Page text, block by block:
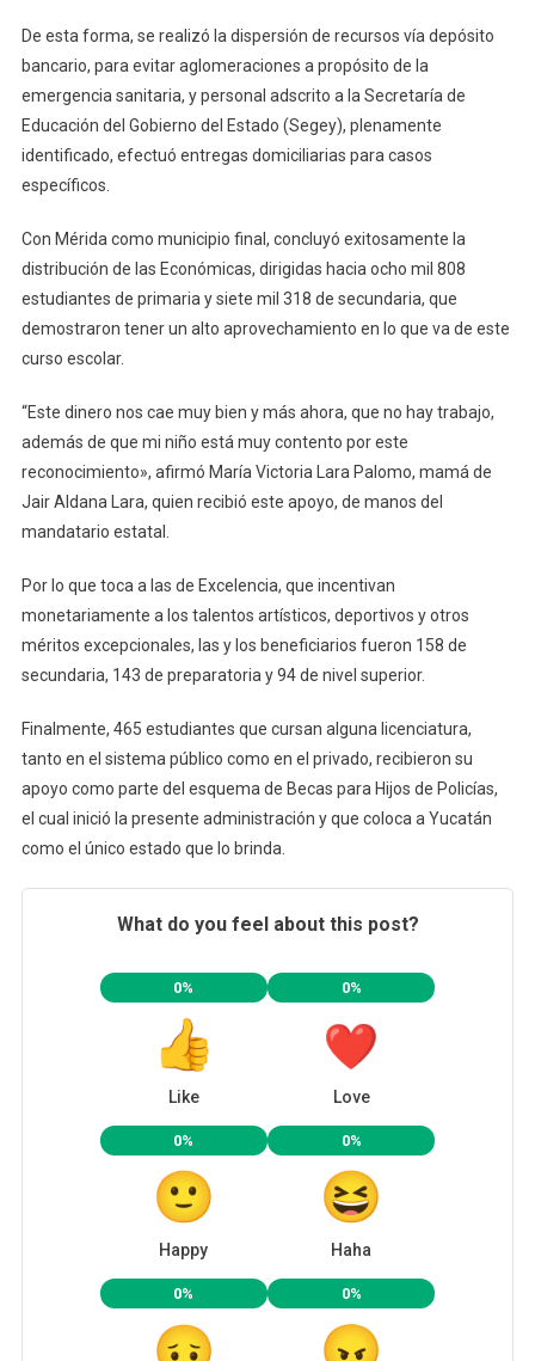
De esta forma, se realizó la dispersión de recursos vía depósito
bancario, para evitar aglomeraciones a propósito de la
emergencia sanitaria, y personal adscrito a la Secretaría de
Educación del Gobierno del Estado (Segey), plenamente
identificado, efectuó entregas domiciliarias para casos
específicos.
Con Mérida como municipio final, concluyó exitosamente la
distribución de las Económicas, dirigidas hacia ocho mil 808
estudiantes de primaria y siete mil 318 de secundaria, que
demostraron tener un alto aprovechamiento en lo que va de este
curso escolar.
“Este dinero nos cae muy bien y más ahora, que no hay trabajo,
además de que mi niño está muy contento por este
reconocimiento», afirmó María Victoria Lara Palomo, mamá de
Jair Aldana Lara, quien recibió este apoyo, de manos del
mandatario estatal.
Por lo que toca a las de Excelencia, que incentivan
monetariamente a los talentos artísticos, deportivos y otros
méritos excepcionales, las y los beneficiarios fueron 158 de
secundaria, 143 de preparatoria y 94 de nivel superior.
Finalmente, 465 estudiantes que cursan alguna licenciatura,
tanto en el sistema público como en el privado, recibieron su
apoyo como parte del esquema de Becas para Hijos de Policías,
el cual inició la presente administración y que coloca a Yucatán
como el único estado que lo brinda.
What do you feel about this post?
0%
Like
0%
Love
0%
Happy
0%
Haha
0% 0%